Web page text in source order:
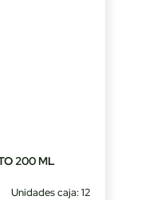
200 ML
Unidades caja: 12